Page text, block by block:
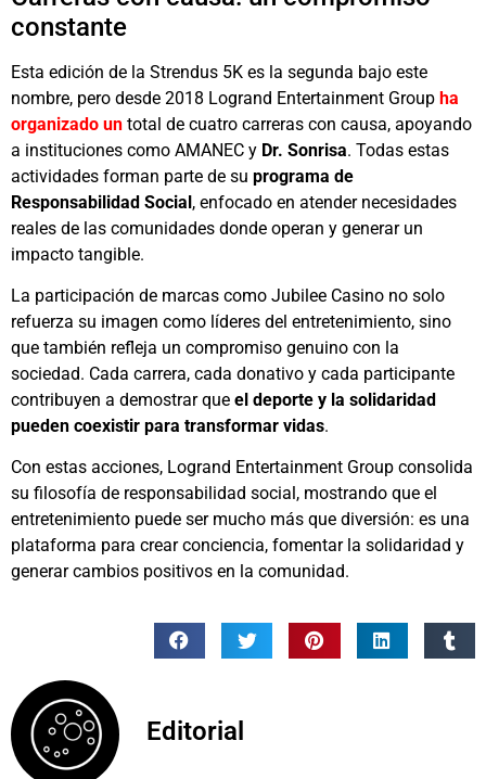
constante
Esta edición de la Strendus 5K es la segunda bajo este
nombre, pero desde 2018 Logrand Entertainment Group ha
organizado un total de cuatro carreras con causa, apoyando
a instituciones como AMANEC y Dr. Sonrisa. Todas estas
actividades forman parte de su programa de
Responsabilidad Social, enfocado en atender necesidades
reales de las comunidades donde operan y generar un
impacto tangible.
La participación de marcas como Jubilee Casino no solo
refuerza su imagen como líderes del entretenimiento, sino
que también refleja un compromiso genuino con la
sociedad. Cada carrera, cada donativo y cada participante
contribuyen a demostrar que el deporte y la solidaridad
pueden coexistir para transformar vidas.
Con estas acciones, Logrand Entertainment Group consolida
su filosofía de responsabilidad social, mostrando que el
entretenimiento puede ser mucho más que diversión: es una
plataforma para crear conciencia, fomentar la solidaridad y
generar cambios positivos en la comunidad.
Editorial